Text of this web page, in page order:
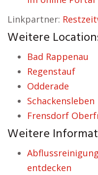
Linkpartner:
Weitere
Bad Rappenau
Regenstauf
Odderade
Schackensleben
Frensdorf
Weitere
entdecken